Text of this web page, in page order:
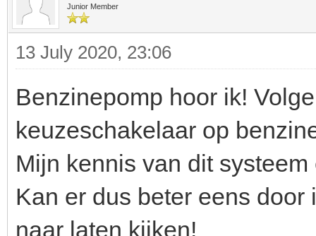
Junior Member
13 July 2020, 23:06
Benzinepomp hoor ik!
keuzeschakelaar op
Mijn kennis van dit
Kan er dus beter eens
naar laten kijken!